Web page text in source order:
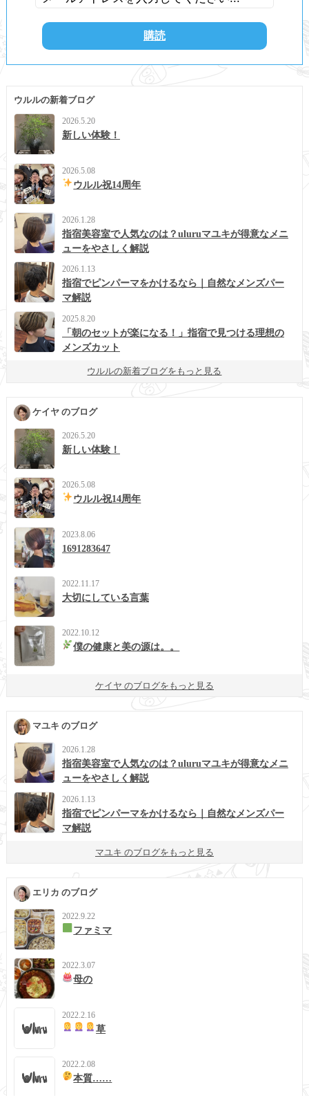
ウルルの新着ブログ
2026.5.20
新しい体験！
2026.5.08
ウルル祝14周年
2026.1.28
指宿美容室で人気なのは？uluruマユキが得意なメニ
ューをやさしく解説
2026.1.13
指宿でピンパーマをかけるなら｜自然なメンズパー
マ解説
2025.8.20
「朝のセットが楽になる！」指宿で見つける理想の
メンズカット
ウルルの新着ブログをもっと見る
ケイヤ のブログ
2026.5.20
新しい体験！
2026.5.08
ウルル祝14周年
2023.8.06
1691283647
2022.11.17
大切にしている言葉
2022.10.12
僕の健康と美の源は。。
ケイヤ のブログをもっと見る
マユキ のブログ
2026.1.28
指宿美容室で人気なのは？uluruマユキが得意なメニ
ューをやさしく解説
2026.1.13
指宿でピンパーマをかけるなら｜自然なメンズパー
マ解説
マユキ のブログをもっと見る
エリカ のブログ
2022.9.22
ファミマ
2022.3.07
母の
2022.2.16
草
2022.2.08
本質……